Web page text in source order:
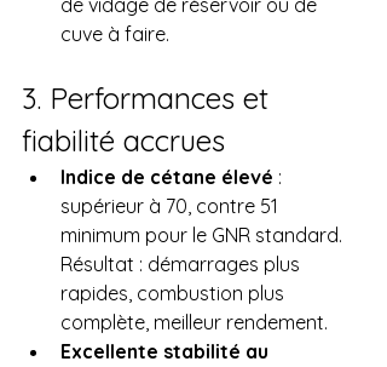
de vidage de réservoir ou de
cuve à faire.
3. Performances et
fiabilité accrues
Indice de cétane élevé :
supérieur à 70, contre 51
minimum pour le GNR standard.
Résultat : démarrages plus
rapides, combustion plus
complète, meilleur rendement.
Excellente stabilité au